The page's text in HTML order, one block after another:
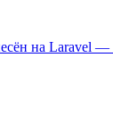
на Laravel —